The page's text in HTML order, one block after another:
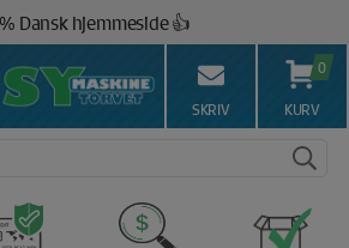
Dansk hjemmeside 👍
Ring på 43 44 45 15 ☎️
alle danske priser 💰
SKRIV
0
KURV